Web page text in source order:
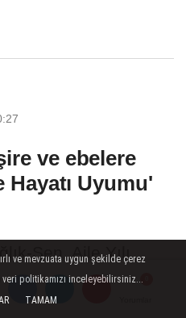
ve ebelere
Uyumu'
Sen, Aile Yılı
ebelere yönelik 'İş
ve mevzuata uygun şekilde çerez
veri politikamızı inceleyebilirsiniz...
TAMAM